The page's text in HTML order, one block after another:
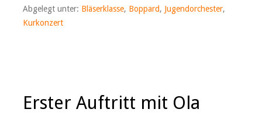
Abgelegt unter: Bläserklasse, Boppard, Jugendorchester,
Kurkonzert
Erster Auftritt mit Ola